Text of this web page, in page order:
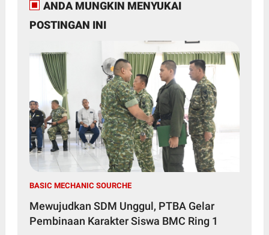
ANDA MUNGKIN MENYUKAI
POSTINGAN INI
BASIC MECHANIC SOURCHE
Mewujudkan SDM Unggul, PTBA Gelar
Pembinaan Karakter Siswa BMC Ring 1